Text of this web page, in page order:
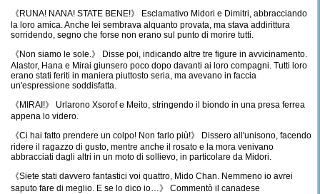
《RUNA! NANA! STATE BENE!》 Esclamativo Midori e Dimitri, abbracciando
la loro amica. Anche lei sembrava alquanto provata, ma stava addirittura
sorridendo, segno che forse non erano sul punto di morire tutti.
《Non siamo le sole.》 Disse poi, indicando altre tre figure in avvicinamento.
Alastor, Hana e Mirai giunsero poco dopo davanti ai loro compagni. Tutti loro
erano stati feriti in maniera piuttosto seria, ma avevano in faccia
un'espressione soddisfatta.
《MIRAI!》 Urlarono Xsorof e Meito, stringendo il biondo in una presa ferrea
appena lo videro.
《Ci hai fatto prendere un colpo! Non farlo più!》 Dissero all'unisono, facendo
ridere il ragazzo di gusto, mentre anche il rosato e la mora venivano
abbracciati dagli altri in un moto di sollievo, in particolare da Midori.
《Siete stati davvero fantastici voi quattro, Mido Chan. Nemmeno io avrei
saputo fare di meglio. E se lo dico io…》 Commentò il canadese